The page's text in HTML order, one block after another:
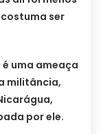
ser
é uma ameaça
militância,
por ele.